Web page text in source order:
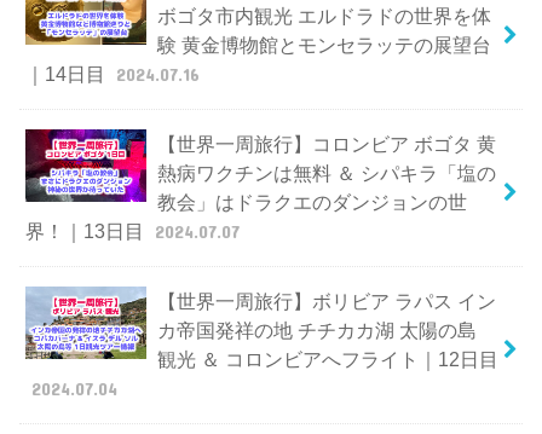
ボゴタ市内観光 エルドラドの世界を体
験 黄金博物館とモンセラッテの展望台
｜14日目
2024.07.16
【世界一周旅行】コロンビア ボゴタ 黄
熱病ワクチンは無料 ＆ シパキラ「塩の
教会」はドラクエのダンジョンの世
界！｜13日目
2024.07.07
【世界一周旅行】ボリビア ラパス イン
カ帝国発祥の地 チチカカ湖 太陽の島
観光 ＆ コロンビアへフライト｜12日目
2024.07.04